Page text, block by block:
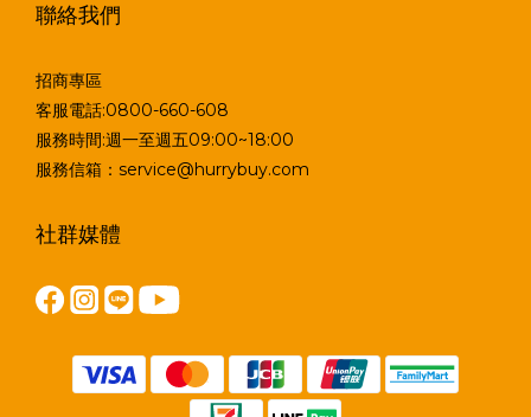
聯絡我們
招商專區
客服電話:0800-660-608
服務時間:週一至週五09:00~18:00
服務信箱：service@hurrybuy.com
社群媒體